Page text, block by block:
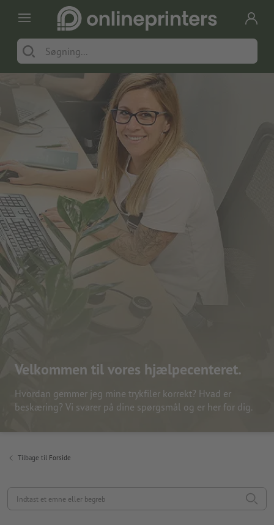
Velkommen til vores hjælpecenteret.
Hvordan gemmer jeg mine trykfiler korrekt? Hvad er
beskæring? Vi svarer på dine spørgsmål og er her for dig.
Tilbage til Forside
Indtast et emne eller begreb